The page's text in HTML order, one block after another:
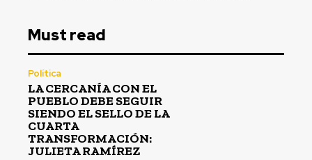
Must read
Política
LA CERCANÍA CON EL
PUEBLO DEBE SEGUIR
SIENDO EL SELLO DE LA
CUARTA
TRANSFORMACIÓN:
JULIETA RAMÍREZ